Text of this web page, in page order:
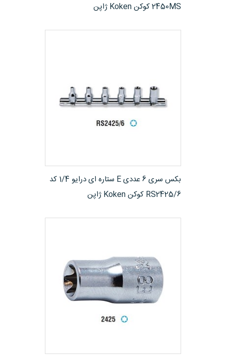
2450MS کوکن Koken ژاپن
مشاهده محصول
بکس سری 6 عددی E ستاره ای درایو 1/4 کد
RS2425/6 کوکن Koken ژاپن